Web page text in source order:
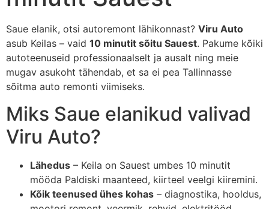
Saue elanik, otsi autoremont lähikonnast? Viru Auto
asub Keilas – vaid 10 minutit sõitu Sauest. Pakume kõiki
autoteenuseid professionaalselt ja ausalt ning meie
mugav asukoht tähendab, et sa ei pea Tallinnasse
sõitma auto remonti viimiseks.
Miks Saue elanikud valivad
Viru Auto?
Lähedus – Keila on Sauest umbes 10 minutit
mööda Paldiski maanteed, kiirteel veelgi kiiremini.
Kõik teenused ühes kohas – diagnostika, hooldus,